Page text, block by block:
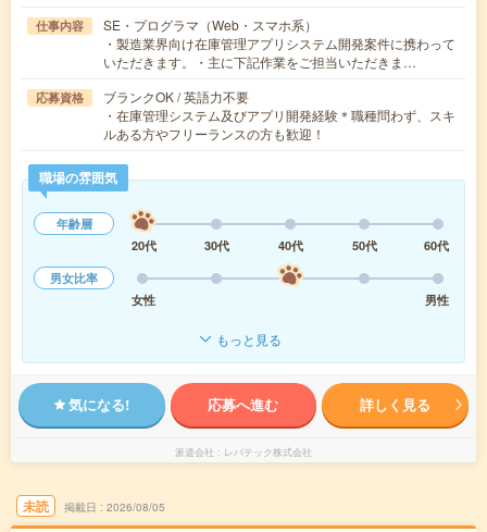
仕事内容
SE・プログラマ（Web・スマホ系）
・製造業界向け在庫管理アプリシステム開発案件に携わって
いただきます。・主に下記作業をご担当いただきま…
応募資格
ブランクOK / 英語力不要
・在庫管理システム及びアプリ開発経験＊職種問わず、スキ
ルある方やフリーランスの方も歓迎！
職場の雰囲気
年齢層
20代
30代 40代 50代
60代
男女比率
女性
男性
もっと見る
気になる! 応募へ進む 詳しく見る
派遣会社 レバテック株式会社
未読 掲載日 2026/08/05